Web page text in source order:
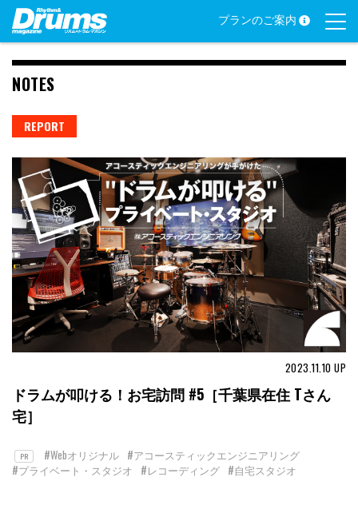
Skip
content
プランのご案内
NOTES
REPORT
2023.11.10 UP
ドラムが叩ける！お宅訪問 #5［千葉県在住 Tさん
宅］
PR #Webオリジナル #アコースティックエンジニアリング
#プライベート・スタジオ #レコーディング #自宅スタジオ